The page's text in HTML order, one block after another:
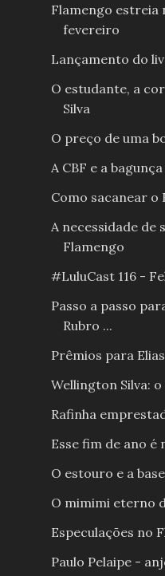
Flamengo estreia
fevereiro
Lançamento do
O estudante, a
Silva
O preço de uma
A CBF e a
Como sacanear o
A necessidade
Flamengo
#LuluCast 116 -
Passo a passo
Rubro ...
Prêmios para
Wellington Silva:
Rafinha
Esse fim de ano é
O estouro e a
O mimimi eterno
Especulações no
Paulo Pelaipe -